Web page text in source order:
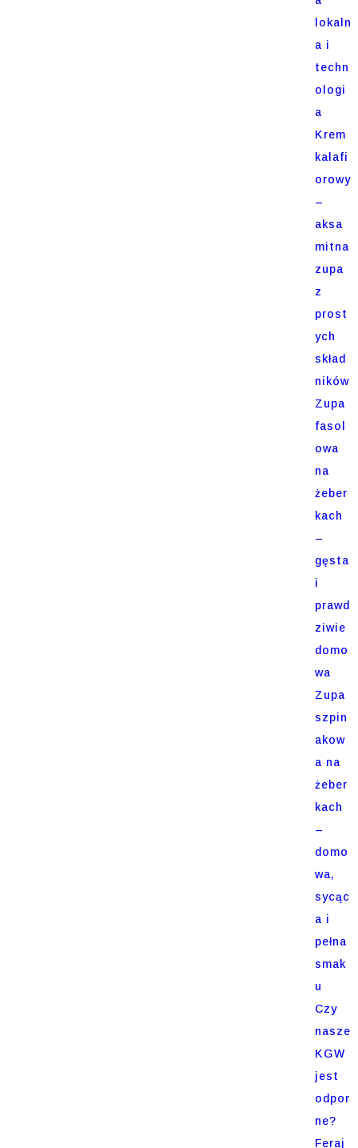
lokaln
a i
techn
ologi
a
Krem
kalafi
orowy
–
aksa
mitna
zupa
z
prost
ych
skład
ników
Zupa
fasol
owa
na
żeber
kach
–
gęsta
i
prawd
ziwie
domo
wa
Zupa
szpin
akow
a na
żeber
kach
–
domo
wa,
sycąc
a i
pełna
smak
u
Czy
nasze
KGW
jest
odpor
ne?
Feraj